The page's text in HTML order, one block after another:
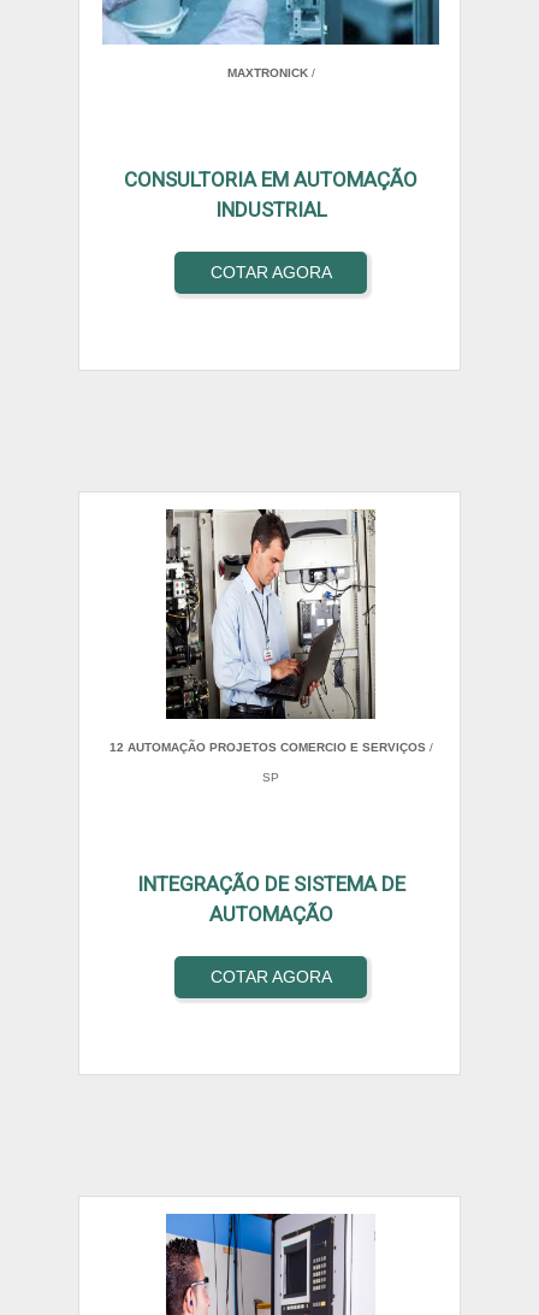
MAXTRONICK/
CONSULTORIA EM AUTOMAÇÃO
INDUSTRIAL
COTAR AGORA
12 AUTOMAÇÃO PROJETOS COMERCIO E SERVIÇOS/
SP
INTEGRAÇÃO DE SISTEMA DE
AUTOMAÇÃO
COTAR AGORA